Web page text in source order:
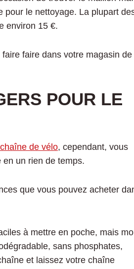
pour le nettoyage. La plupart
environ 15 €.
faire dans votre magasin de
POUR LE
de vélo, cependant, vous
un rien de temps.
que vous pouvez acheter
à mettre en poche, mais
sans phosphates,
et laissez votre chaîne